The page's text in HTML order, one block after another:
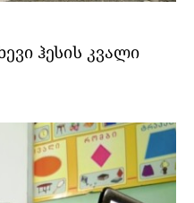
ᲰᲔᲡᲘᲡ ᲙᲕᲐᲚᲘ